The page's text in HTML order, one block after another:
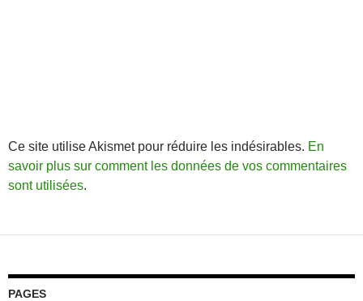
Ce site utilise Akismet pour réduire les indésirables. En
savoir plus sur comment les données de vos commentaires
sont utilisées.
PAGES